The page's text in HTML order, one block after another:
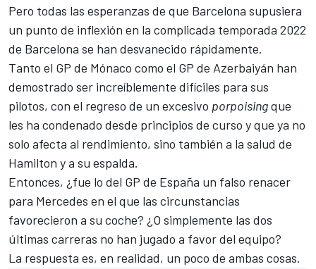
Pero todas las esperanzas de que Barcelona supusiera
un punto de inflexión en la complicada temporada 2022
de Barcelona se han desvanecido rápidamente.
Tanto el GP de Mónaco como el GP de Azerbaiyán han
demostrado ser increíblemente difíciles para sus
pilotos, con el regreso de un excesivo porpoisingque
les ha condenado desde principios de curso y que ya no
solo afecta al rendimiento, sino también a la salud de
Hamilton y a su espalda.
Entonces, ¿fue lo del GP de España un falso renacer
para Mercedes en el que las circunstancias
favorecieron a su coche? ¿O simplemente las dos
últimas carreras no han jugado a favor del equipo?
La respuesta es, en realidad, un poco de ambas cosas.